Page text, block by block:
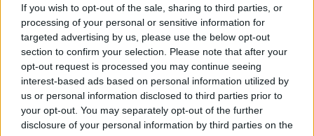
If you wish to opt-out of the sale, sharing to third parties, or
processing of your personal or sensitive information for
targeted advertising by us, please use the below opt-out
section to confirm your selection. Please note that after your
opt-out request is processed you may continue seeing
interest-based ads based on personal information utilized by
us or personal information disclosed to third parties prior to
your opt-out. You may separately opt-out of the further
disclosure of your personal information by third parties on the
εμφανίζεται σε ελάχιστα πλάνα με την Eleven στο
πλευρό του, η Joyce δεν υπάρχει πουθενά στο trailer,
ενώ ο Murray Bauman μοιάζει περισσότερο με
συνοδευτικό comic relief παρά με κάποιον που θα
βάλει τάξη στην κατάσταση. Αν οι προηγούμενες
σεζόν ισορροπούσαν μεταξύ εφηβικής περιπέτειας και
ενήλικης καθοδήγησης, εδώ είναι ξεκάθαρο ότι το